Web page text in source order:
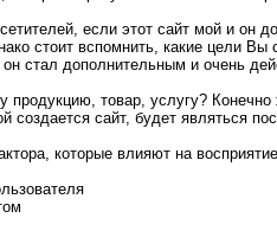
если этот сайт мой и он
стоит вспомнить, какие цели
стал дополнительным и очень
продукцию, товар, услугу?
создается сайт, будет являться
которые влияют на